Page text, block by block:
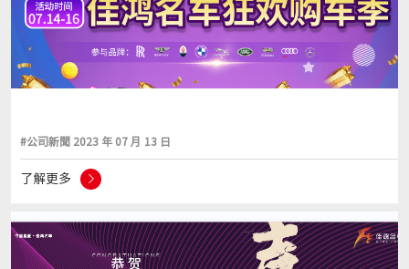
#公司新聞 2023 年 07 月 13 日
了解更多